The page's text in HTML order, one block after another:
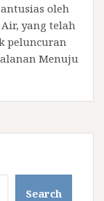
oleh
yang telah
peluncuran
Menuju
Search